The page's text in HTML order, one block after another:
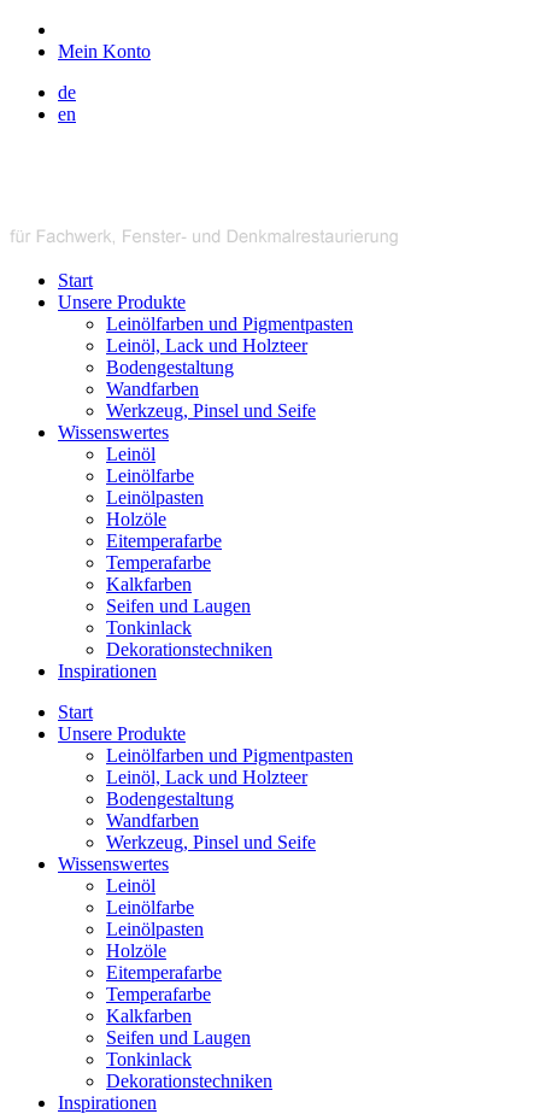
Mein Konto
de
en
Start
Unsere Produkte
Leinölfarben und Pigmentpasten
Leinöl, Lack und Holzteer
Bodengestaltung
Wandfarben
Werkzeug, Pinsel und Seife
Wissenswertes
Leinöl
Leinölfarbe
Leinölpasten
Holzöle
Eitemperafarbe
Temperafarbe
Kalkfarben
Seifen und Laugen
Tonkinlack
Dekorationstechniken
Inspirationen
Start
Unsere Produkte
Leinölfarben und Pigmentpasten
Leinöl, Lack und Holzteer
Bodengestaltung
Wandfarben
Werkzeug, Pinsel und Seife
Wissenswertes
Leinöl
Leinölfarbe
Leinölpasten
Holzöle
Eitemperafarbe
Temperafarbe
Kalkfarben
Seifen und Laugen
Tonkinlack
Dekorationstechniken
Inspirationen